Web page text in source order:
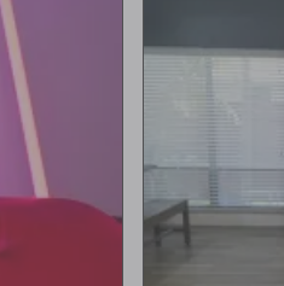
Peter y
A partir
varias veces